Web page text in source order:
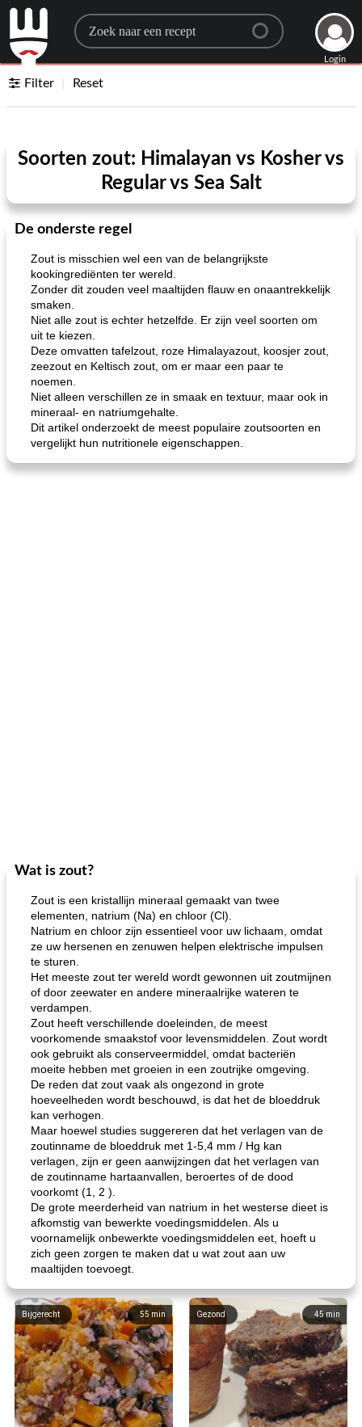
Search for a recipe
Login
Filter Reset
Soorten zout: Himalayan vs Kosher vs
Regular vs Sea Salt
De onderste regel
Zout is misschien wel een van de belangrijkste
kookingrediënten ter wereld.
Zonder dit zouden veel maaltijden flauw en onaantrekkelijk
smaken.
Niet alle zout is echter hetzelfde. Er zijn veel soorten om
uit te kiezen.
Deze omvatten tafelzout, roze Himalayazout, koosjer zout,
zeezout en Keltisch zout, om er maar een paar te
noemen.
Niet alleen verschillen ze in smaak en textuur, maar ook in
mineraal- en natriumgehalte.
Dit artikel onderzoekt de meest populaire zoutsoorten en
vergelijkt hun nutritionele eigenschappen.
Wat is zout?
Zout is een kristallijn mineraal gemaakt van twee
elementen, natrium (Na) en chloor (Cl).
Natrium en chloor zijn essentieel voor uw lichaam, omdat
ze uw hersenen en zenuwen helpen elektrische impulsen
te sturen.
Het meeste zout ter wereld wordt gewonnen uit zoutmijnen
of door zeewater en andere mineraalrijke wateren te
verdampen.
Zout heeft verschillende doeleinden, de meest
voorkomende smaakstof voor levensmiddelen. Zout wordt
ook gebruikt als conserveermiddel, omdat bacteriën
moeite hebben met groeien in een zoutrijke omgeving.
De reden dat zout vaak als ongezond in grote
hoeveelheden wordt beschouwd, is dat het de bloeddruk
kan verhogen.
Maar hoewel studies suggereren dat het verlagen van de
zoutinname de bloeddruk met 1-5,4 mm / Hg kan
verlagen, zijn er geen aanwijzingen dat het verlagen van
de zoutinname hartaanvallen, beroertes of de dood
voorkomt (1, 2 ).
De grote meerderheid van natrium in het westerse dieet is
afkomstig van bewerkte voedingsmiddelen. Als u
voornamelijk onbewerkte voedingsmiddelen eet, hoeft u
zich geen zorgen te maken dat u wat zout aan uw
maaltijden toevoegt.
55 min
Bijgerecht 45min
Gezond